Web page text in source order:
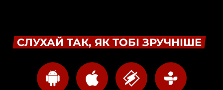
СЛУХАЙ ТАК, ЯК ТОБІ ЗРУЧНІШЕ